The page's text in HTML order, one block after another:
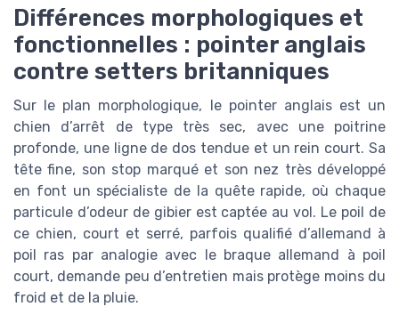
Différences morphologiques et
fonctionnelles : pointer anglais
contre setters britanniques
Sur le plan morphologique, le pointer anglais est un
chien d’arrêt de type très sec, avec une poitrine
profonde, une ligne de dos tendue et un rein court. Sa
tête fine, son stop marqué et son nez très développé
en font un spécialiste de la quête rapide, où chaque
particule d’odeur de gibier est captée au vol. Le poil de
ce chien, court et serré, parfois qualifié d’allemand à
poil ras par analogie avec le braque allemand à poil
court, demande peu d’entretien mais protège moins du
froid et de la pluie.